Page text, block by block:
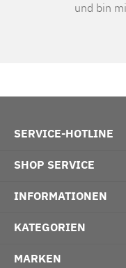
und bin
SERVICE-HOTLINE
SHOP SERVICE
INFORMATIONEN
KATEGORIEN
MARKEN